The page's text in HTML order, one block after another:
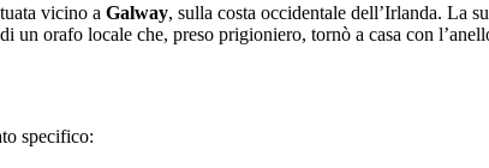
vicino a Galway, sulla costa occidentale dell’Irlanda. La
orafo locale che, preso prigioniero, tornò a casa con
specifico: